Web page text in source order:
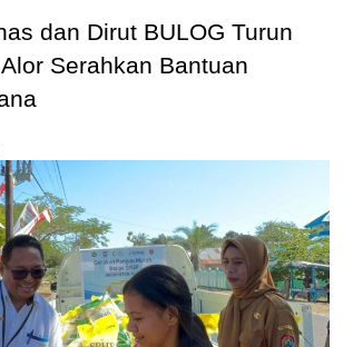
dan Dirut BULOG Turun
Serahkan Bantuan